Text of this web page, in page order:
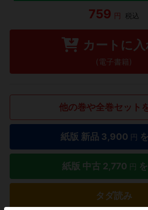
759 円 税込
カートに
(電子書籍)
他の巻や全巻セット
紙版 新品 3,900 円
紙版 中古 2,770 円
タダ読み